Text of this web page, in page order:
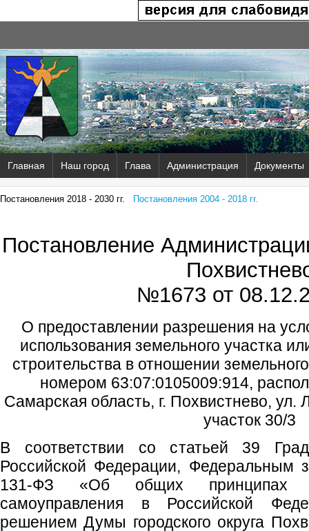
Главная Наш город Глава Администрация Документы
Постановления 2018 - 2030 гг. Постановления 2004 - 2018 гг.
Постановление
№1673 от
О предоставлении разрешения на
использования земельного участка
строительства в отношении
номером 63:07:0105009:914,
Самарская область, г. Похвистнево, ул.
участок 30/3
В соответствии со статьей 39
Российской Федерации, Федеральным
131-ФЗ «Об общих принципах
самоуправления в Российской
решением Думы городского округа